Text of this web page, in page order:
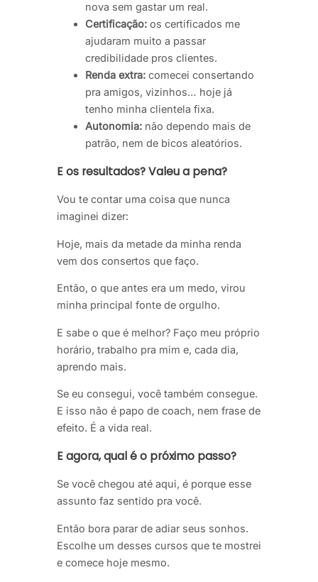
nova sem gastar um real.
Certificação: os certificados me
ajudaram muito a passar
credibilidade pros clientes.
Renda extra: comecei consertando
pra amigos, vizinhos… hoje já
tenho minha clientela fixa.
Autonomia: não dependo mais de
patrão, nem de bicos aleatórios.
E os resultados? Valeu a pena?
Vou te contar uma coisa que nunca
imaginei dizer:
Hoje, mais da metade da minha renda
vem dos consertos que faço.
Então, o que antes era um medo, virou
minha principal fonte de orgulho.
E sabe o que é melhor? Faço meu próprio
horário, trabalho pra mim e, cada dia,
aprendo mais.
Se eu consegui, você também consegue.
E isso não é papo de coach, nem frase de
efeito. É a vida real.
E agora, qual é o próximo passo?
Se você chegou até aqui, é porque esse
assunto faz sentido pra você.
Então bora parar de adiar seus sonhos.
Escolhe um desses cursos que te mostrei
e comece hoje mesmo.